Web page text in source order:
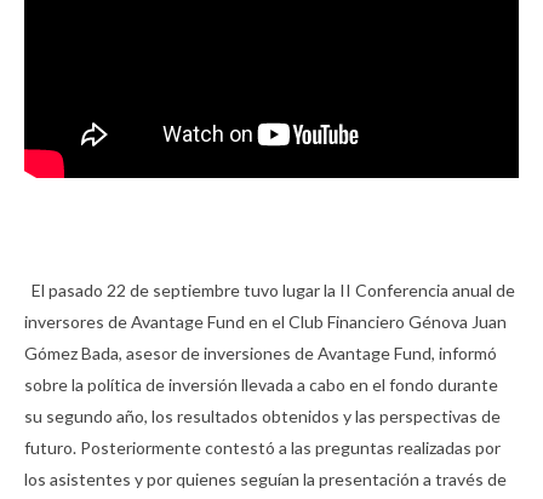
El pasado 22 de septiembretuvo lugar la II Conferencia anual de
inversores de Avantage Fund en el Club Financiero Génova Juan
Gómez Bada, asesor de inversiones de Avantage Fund, informó
sobre la política de inversión llevada a cabo en el fondo durante
su segundo año, los resultados obtenidos y las perspectivas de
futuro. Posteriormente contestó a las preguntas realizadas por
los asistentes y por quienes seguían la presentación a través de